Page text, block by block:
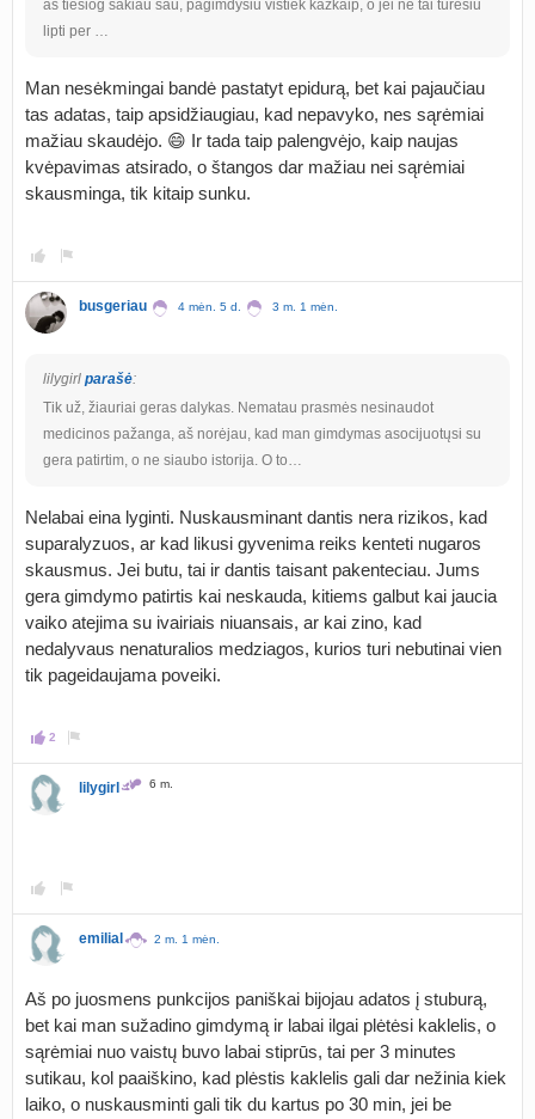
aš tiesiog sakiau sau, pagimdysiu vistiek kažkaip, o jei ne tai turėsiu
lipti per …
Man nesėkmingai bandė pastatyt epidurą, bet kai pajaučiau
tas adatas, taip apsidžiaugiau, kad nepavyko, nes sąrėmiai
mažiau skaudėjo. 😄 Ir tada taip palengvėjo, kaip naujas
kvėpavimas atsirado, o štangos dar mažiau nei sąrėmiai
skausminga, tik kitaip sunku.
busgeriau 4 mėn. 5 d. 3 m. 1 mėn.
lilygirl parašė:
Tik už, žiauriai geras dalykas. Nematau prasmės nesinaudot
medicinos pažanga, aš norėjau, kad man gimdymas asocijuotųsi su
gera patirtim, o ne siaubo istorija. O to…
Nelabai eina lyginti. Nuskausminant dantis nera rizikos, kad
suparalyzuos, ar kad likusi gyvenima reiks kenteti nugaros
skausmus. Jei butu, tai ir dantis taisant pakenteciau. Jums
gera gimdymo patirtis kai neskauda, kitiems galbut kai jaucia
vaiko atejima su ivairiais niuansais, ar kai zino, kad
nedalyvaus nenaturalios medziagos, kurios turi nebutinai vien
tik pageidaujama poveiki.
2
lilygirl 6 m.
emilial 2 m. 1 mėn.
Aš po juosmens punkcijos paniškai bijojau adatos į stuburą,
bet kai man sužadino gimdymą ir labai ilgai plėtėsi kaklelis, o
sąrėmiai nuo vaistų buvo labai stiprūs, tai per 3 minutes
sutikau, kol paaiškino, kad plėstis kaklelis gali dar nežinia kiek
laiko, o nuskausminti gali tik du kartus po 30 min, jei be